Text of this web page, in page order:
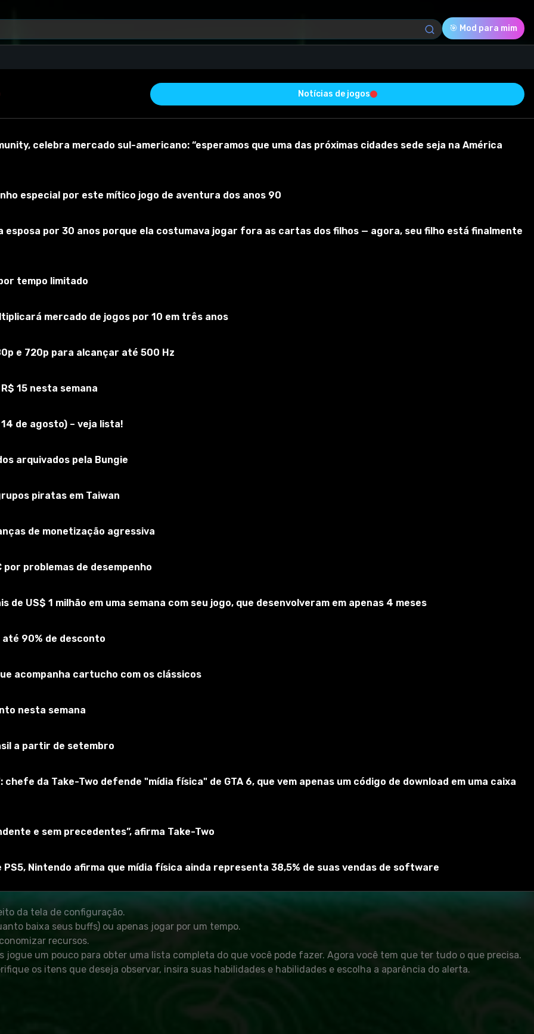
🎯 Mod para mim
Avaliação
0.0
Inscreva-se no jogo
Power Aura. Você pode controlar o que quer e como quer. Você pode configurar alertas para:
aprender um pouco sobre o seu personagem antes de começar o jogo. Uma guia curta será exibida na primeira vez
novamente, digite /kalert tutorial.
conclusão do tutorial, você poderá ativar o analisador de habilidades a qualquer momento.
da tela de configuração.
baixa seus buffs) ou apenas jogar por um tempo.
recursos.
jogue um pouco para obter uma lista completa do que você pode fazer. Agora você tem que ter tudo o que precisa.
os itens que deseja observar, insira suas habilidades e habilidades e escolha a aparência do alerta.
Download (1.45 Mb)
Notícias de jogos
celebra mercado sul-americano: “esperamos que uma das próximas cidades sede seja na América
especial por este mítico jogo de aventura dos anos 90
esposa por 30 anos porque ela costumava jogar fora as cartas dos filhos — agora, seu filho está finalmente
tempo limitado
mercado de jogos por 10 em três anos
e 720p para alcançar até 500 Hz
15 nesta semana
de agosto) – veja lista!
arquivados pela Bungie
piratas em Taiwan
de monetização agressiva
problemas de desempenho
US$ 1 milhão em uma semana com seu jogo, que desenvolveram em apenas 4 meses
até 90% de desconto
acompanha cartucho com os clássicos
nesta semana
a partir de setembro
da Take-Two defende "mídia física" de GTA 6, que vem apenas um código de download em uma caixa
e sem precedentes”, afirma Take-Two
Nintendo afirma que mídia física ainda representa 38,5% de suas vendas de software